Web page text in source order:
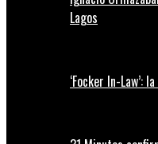
Lagos
‘Focker In-Law’: